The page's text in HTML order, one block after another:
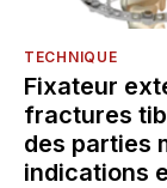
TECHNIQUE
Fixateur
fractures
des parties
indications